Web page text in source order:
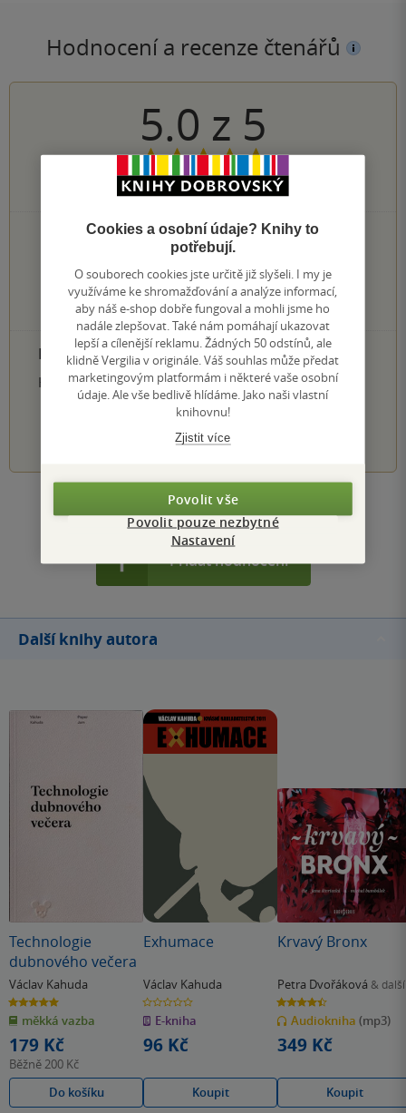
Hodnocení a recenze čtenářů
5.0 z 5
2hodnocení čtenářů
2×
5 hvězdiček
0×
4 hvězdičky
0×
3 hvězdičky
0×
2 hvězdičky
0×
1 hvezdička
PŘIDEJTE SVÉ HODNOCENÍ PRODUKTU
Hodnocení našich knihkupců: 0.0 z 5
3 4 5
Zobrazit všechna hodnocení
Přidat hodnocení
Další knihy autora
Technologie
dubnového večera
Václav Kahuda
5.0
z
5
hvězdiček
měkká vazba
179 Kč
Běžně200 Kč
Do košíku
Exhumace
Václav Kahuda
0.0
z
5
hvězdiček
E-kniha
96 Kč
Koupit
Krvavý Bronx
Petra Dvořáková & další
4.4
z
5
hvězdiček
Audiokniha (mp3)
349 Kč
Koupit
Cookies a osobní údaje? Knihy to
potřebují.
O souborech cookies jste určitě již slyšeli. I my je
využíváme ke shromažďování a analýze informací,
aby náš e-shop dobře fungoval a mohli jsme ho
nadále zlepšovat. Také nám pomáhají ukazovat
lepší a cílenější reklamu. Žádných 50 odstínů, ale
klidně Vergilia v originále. Váš souhlas může předat
marketingovým platformám i některé vaše osobní
údaje. Ale vše bedlivě hlídáme. Jako naši vlastní
knihovnu!
Zjistit více
Povolit vše
Povolit pouze nezbytné
Nastavení